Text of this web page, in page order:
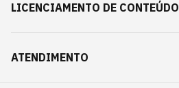
LICENCIAMENTO DE CONTEÚDO
ATENDIMENTO